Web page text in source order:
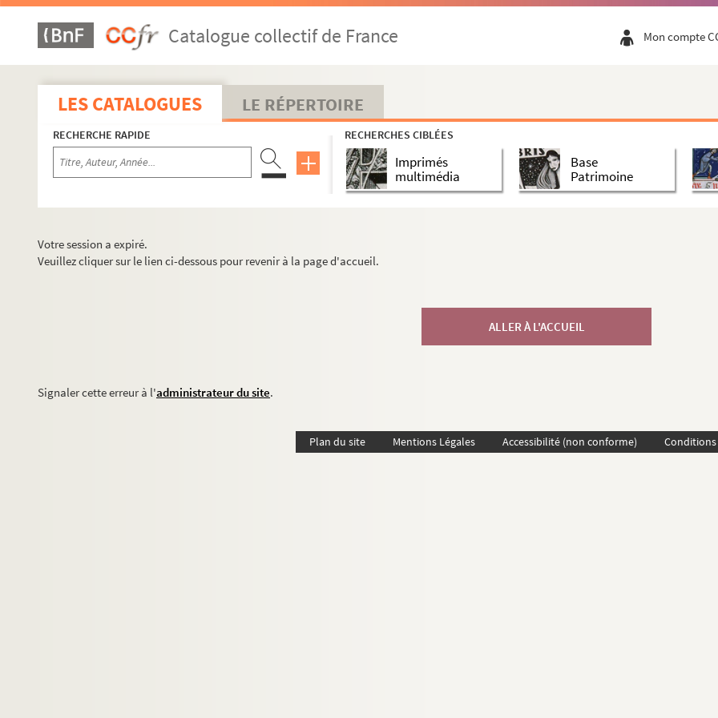
Catalogue collectif de France Mon compte
LES CATALOGUES LE RÉPERTOIRE
RECHERCHE RAPIDE RECHERCHES CIBLÉES
Imprimés
multimédia
Base
Patrimoine
Votre session a expiré.
Veuillez cliquer sur le lien ci-dessous pour revenir à la page d'accueil.
ALLER À L'ACCUEIL
Signaler cette erreur à l'administrateur du site.
Plan du site Mentions Légales Accessibilité (non conforme)